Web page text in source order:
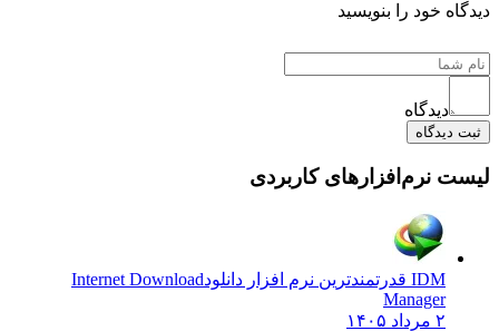
دیدگاه خود را بنویسید
دیدگاه
ثبت دیدگاه
لیست نرم‌افزارهای کاربردی
IDM قدرتمندترین نرم افزار دانلود
Internet Download
Manager
۲ مرداد ۱۴۰۵